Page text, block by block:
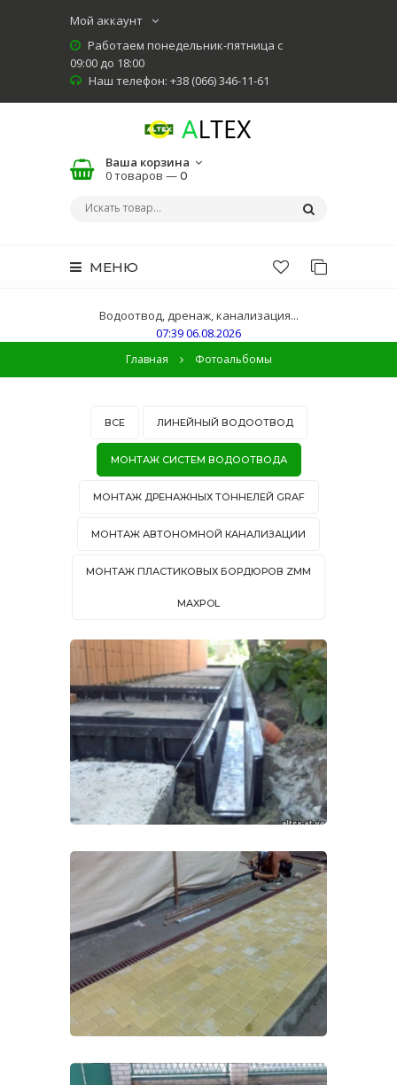
Мой аккаунт
Работаем понедельник-пятница с
09:00 до 18:00
Наш телефон: +38 (066) 346-11-61
Ваша корзина
0 товаров —0
МЕНЮ
Водоотвод, дренаж, канализация...
07:39 06.08.2026
Главная Фотоальбомы
ВСЕ ЛИНЕЙНЫЙ ВОДООТВОД
МОНТАЖ СИСТЕМ ВОДООТВОДА
МОНТАЖ ДРЕНАЖНЫХ ТОННЕЛЕЙ GRAF
МОНТАЖ АВТОНОМНОЙ КАНАЛИЗАЦИИ
МОНТАЖ ПЛАСТИКОВЫХ БОРДЮРОВ ZMM
MAXPOL